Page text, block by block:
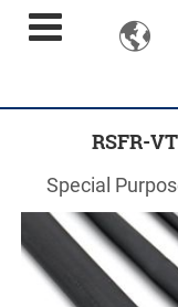

Special